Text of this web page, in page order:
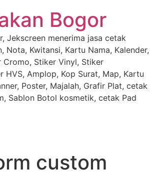
Bogor
Jekscreen menerima jasa cetak
Nota, Kwitansi, Kartu Nama, Kalender,
Cromo, Stiker Vinyl, Stiker
HVS, Amplop, Kop Surat, Map, Kartu
Poster, Majalah, Grafir Plat, cetak
Sablon Botol kosmetik, cetak Pad
custom